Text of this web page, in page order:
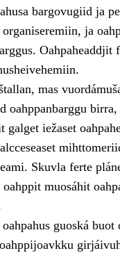
bargovugiid ja
ja
mas
birra,
galget iežaset
Skuvla ferte
oahppit muosáhit
guoská